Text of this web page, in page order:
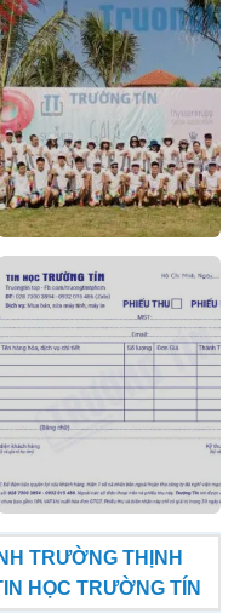
TRƯỜNG THỊNH
HỌC TRƯỜNG TÍN